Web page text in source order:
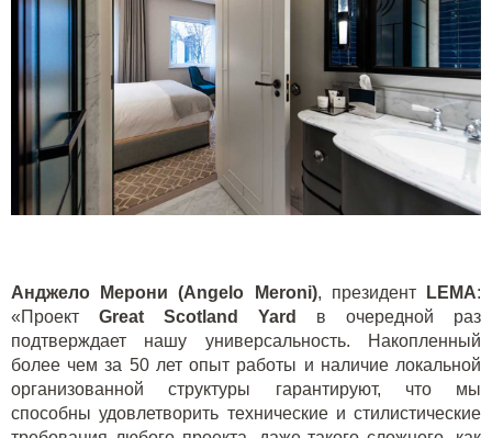
Анджело Мерони (Angelo Meroni), президент LEMA:
«Проект Great Scotland Yard
в очередной раз
подтверждает нашу универсальность. Накопленный
более чем за 50 лет опыт работы и наличие локальной
организованной структуры гарантируют, что мы
способны удовлетворить технические и стилистические